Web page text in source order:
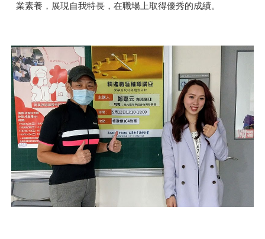
業素養，展現自我特長，在職場上取得優秀的成績。